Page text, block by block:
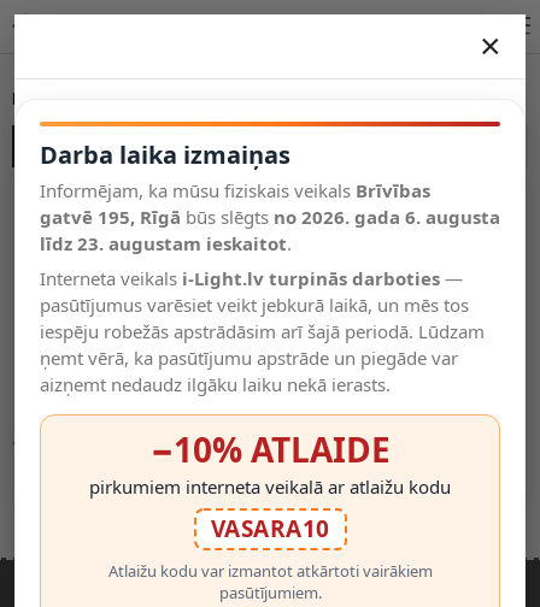
Salīdzināt
Vēlmju
saraksts
Valodas
Zemē iebūvējams gaismeklis PAOLI, 1x GU10, IP67
37.99€
Parādīt 1 līdz 1 no 1 (lapuses: 1)
NEPIECIEŠAMA PALĪDZĪBA
×
Darba laika izmaiņas
Informējam, ka mūsu fiziskais veikals Brīvības
gatvē 195, Rīgā būs slēgts no 2026. gada 6. augusta
līdz 23. augustam ieskaitot.
Interneta veikals i-Light.lv turpinās darboties —
pasūtījumus varēsiet veikt jebkurā laikā, un mēs tos
iespēju robežās apstrādāsim arī šajā periodā. Lūdzam
ņemt vērā, ka pasūtījumu apstrāde un piegāde var
aizņemt nedaudz ilgāku laiku nekā ierasts.
−10% ATLAIDE
pirkumiem interneta veikalā ar atlaižu kodu
VASARA10
Atlaižu kodu var izmantot atkārtoti vairākiem
pasūtījumiem.